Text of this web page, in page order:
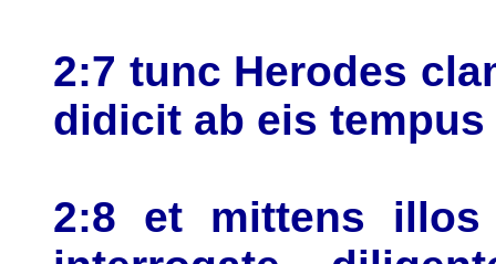
2:7 tunc Herodes
didicit ab eis
2:8 et mittens